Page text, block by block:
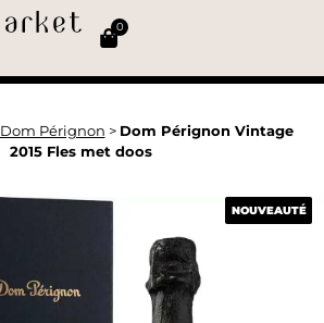
0
Dom Pérignon > Dom Pérignon Vintage
2015 Fles met doos
NOUVEAUTÉ